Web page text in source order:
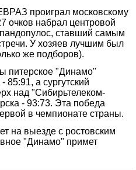
проиграл московскому
очков набрал центровой
ставший самым
У хозяев лучшим был
же подборов).
питерское "Динамо"
85:91, а сургутский
над "Сибирьтелеком-
- 93:73. Эта победа
в чемпионате страны.
на выезде с ростовским
"Динамо" примет